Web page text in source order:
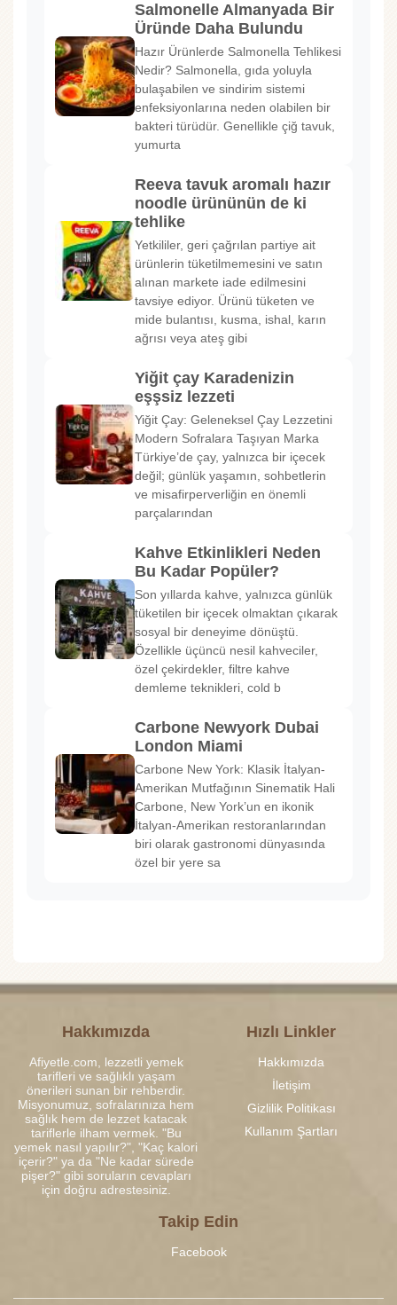
Salmonelle Almanyada Bir
Üründe Daha Bulundu
Hazır Ürünlerde Salmonella Tehlikesi
Nedir? Salmonella, gıda yoluyla
bulaşabilen ve sindirim sistemi
enfeksiyonlarına neden olabilen bir
bakteri türüdür. Genellikle çiğ tavuk,
yumurta
Reeva tavuk aromalı hazır
noodle ürününün de ki
tehlike
Yetkililer, geri çağrılan partiye ait
ürünlerin tüketilmemesini ve satın
alınan markete iade edilmesini
tavsiye ediyor. Ürünü tüketen ve
mide bulantısı, kusma, ishal, karın
ağrısı veya ateş gibi
Yiğit çay Karadenizin
eşşsiz lezzeti
Yiğit Çay: Geleneksel Çay Lezzetini
Modern Sofralara Taşıyan Marka
Türkiye’de çay, yalnızca bir içecek
değil; günlük yaşamın, sohbetlerin
ve misafirperverliğin en önemli
parçalarından
Kahve Etkinlikleri Neden
Bu Kadar Popüler?
Son yıllarda kahve, yalnızca günlük
tüketilen bir içecek olmaktan çıkarak
sosyal bir deneyime dönüştü.
Özellikle üçüncü nesil kahveciler,
özel çekirdekler, filtre kahve
demleme teknikleri, cold b
Carbone Newyork Dubai
London Miami
Carbone New York: Klasik İtalyan-
Amerikan Mutfağının Sinematik Hali
Carbone, New York’un en ikonik
İtalyan-Amerikan restoranlarından
biri olarak gastronomi dünyasında
özel bir yere sa
Hakkımızda
Afiyetle.com, lezzetli yemek
tarifleri ve sağlıklı yaşam
önerileri sunan bir rehberdir.
Misyonumuz, sofralarınıza hem
sağlık hem de lezzet katacak
tariflerle ilham vermek. "Bu
yemek nasıl yapılır?", "Kaç kalori
içerir?" ya da "Ne kadar sürede
pişer?" gibi soruların cevapları
için doğru adrestesiniz.
Hızlı Linkler
Hakkımızda
İletişim
Gizlilik Politikası
Kullanım Şartları
Takip Edin
Facebook